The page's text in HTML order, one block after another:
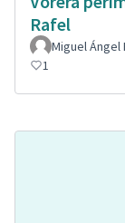
Rafel
Miguel Ángel
1